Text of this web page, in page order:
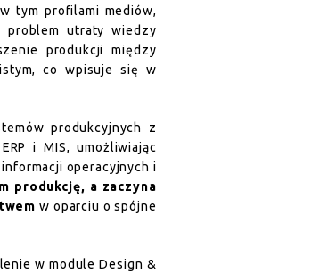
tym profilami mediów,
problem utraty wiedzy
produkcji między
co wpisuje się w
produkcyjnych z
i MIS, umożliwiając
operacyjnych i
produkcję, a zaczyna
w oparciu o spójne
w module Design &